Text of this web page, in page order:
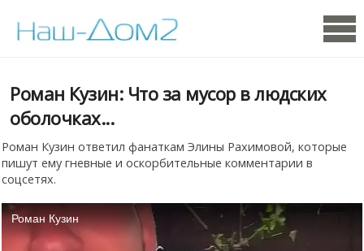
Роман Кузин: Что за мусор в людских
оболочках...
Роман Кузин ответил фанаткам Элины Рахимовой, которые
пишут ему гневные и оскорбительные комментарии в
соцсетях.